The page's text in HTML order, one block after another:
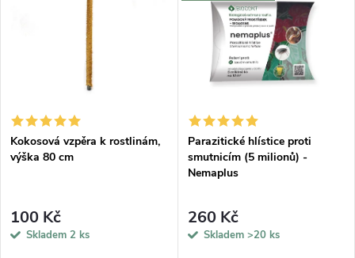
Kokosová vzpěra k rostlinám,
výška 80 cm
100 Kč
Skladem 2 ks
Parazitické hlístice proti
smutnicím (5 milionů) -
Nemaplus
260 Kč
Skladem >20 ks